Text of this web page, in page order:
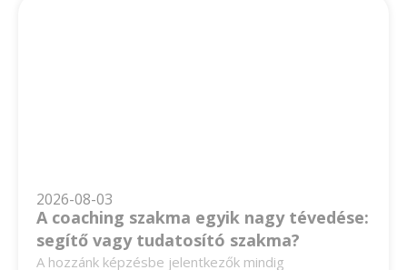
2026-08-03
A coaching szakma egyik nagy tévedése:
segítő vagy tudatosító szakma?
A hozzánk képzésbe jelentkezők mindig